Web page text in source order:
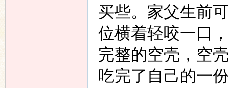
买些。家父生前
位横着轻咬一口
完整的空壳，空
吃完了自己的一